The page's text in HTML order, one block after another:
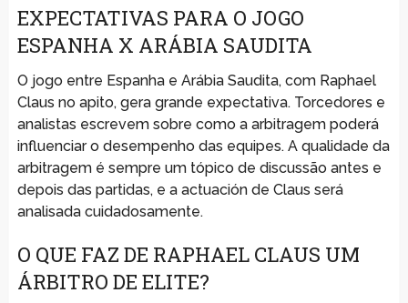
EXPECTATIVAS PARA O JOGO
ESPANHA X ARÁBIA SAUDITA
O jogo entre Espanha e Arábia Saudita, com Raphael
Claus no apito, gera grande expectativa. Torcedores e
analistas escrevem sobre como a arbitragem poderá
influenciar o desempenho das equipes. A qualidade da
arbitragem é sempre um tópico de discussão antes e
depois das partidas, e a actuación de Claus será
analisada cuidadosamente.
O QUE FAZ DE RAPHAEL CLAUS UM
ÁRBITRO DE ELITE?